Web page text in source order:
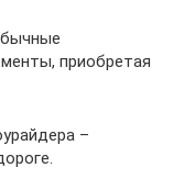
приобретая
–